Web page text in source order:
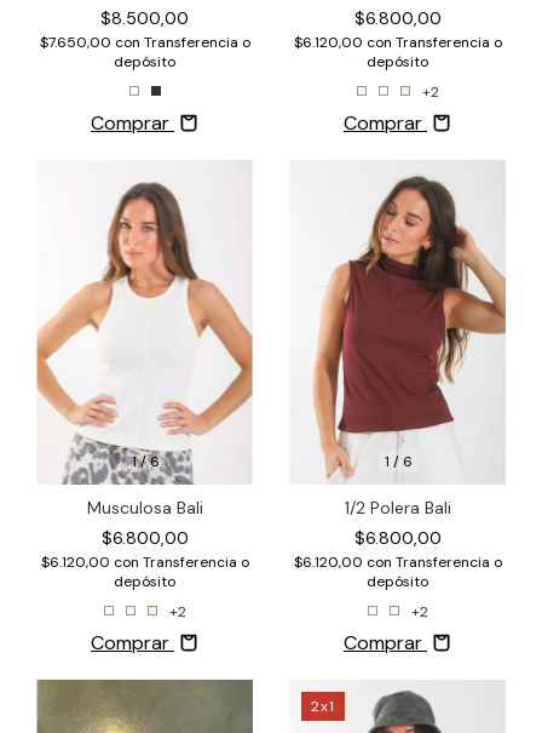
$8.500,00
$7.650,00 con Transferencia o
depósito
Comprar
$6.800,00
$6.120,00 con Transferencia o
depósito
+2
Comprar
1/6
Musculosa Bali
$6.800,00
$6.120,00 con Transferencia o
depósito
+2
Comprar
1 / 6
1/2 Polera Bali
$6.800,00
$6.120,00 con Transferencia o
depósito
+2
Comprar
2x1